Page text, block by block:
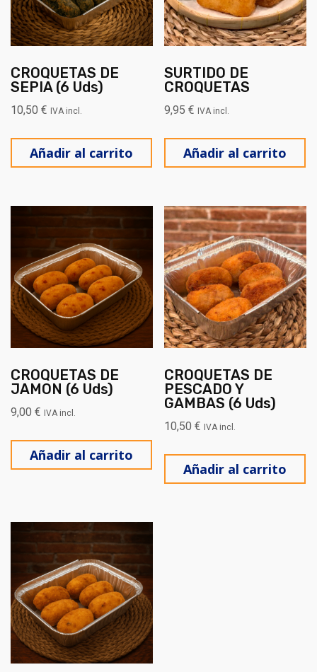
CROQUETAS DE
SEPIA (6 Uds)
10,50 € IVA incl.
Añadir al carrito
SURTIDO DE
CROQUETAS
9,95€ IVA incl.
Añadir al carrito
CROQUETAS DE
JAMON (6 Uds)
9,00 € IVA incl.
Añadir al carrito
CROQUETAS DE
PESCADO Y
GAMBAS (6 Uds)
10,50€ IVA incl.
Añadir al carrito